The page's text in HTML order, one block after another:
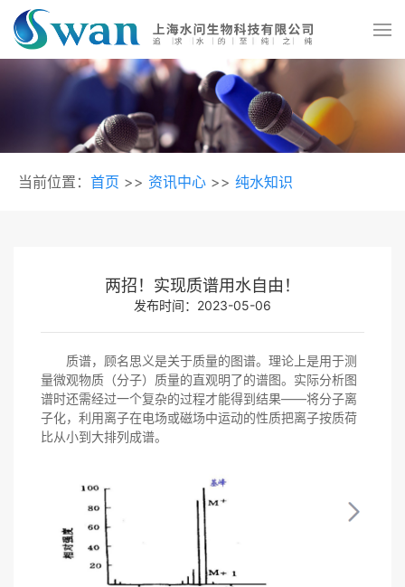
当前位置： 首页 >> 资讯中心 >> 纯水知识
两招！实现质谱用水自由！
发布时间：2023-05-06
质谱，顾名思义是关于质量的图谱。理论上是用于测
量微观物质（分子）质量的直观明了的谱图。实际分析图
谱时还需经过一个复杂的过程才能得到结果——将分子离
子化，利用离子在电场或磁场中运动的性质把离子按质荷
比从小到大排列成谱。